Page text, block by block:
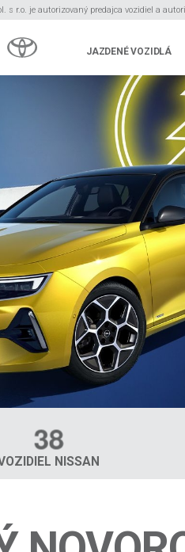
s r.o. je autorizovaný predajca vozidiel a
JAZDENÉ VOZIDLÁ
38
NISSAN